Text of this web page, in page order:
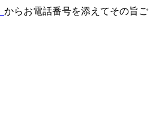
からお電話番号を添えてその旨ご